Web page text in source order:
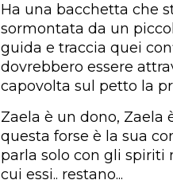
Ha una bacchetta che
sormontata da un
guida e traccia quei
dovrebbero essere
capovolta sul petto la
Zaela è un dono, Zaela
questa forse è la sua
parla solo con gli spiriti
cui essi.. restano...